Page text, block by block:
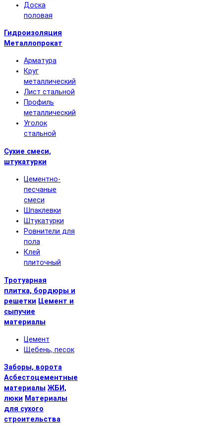
Доска
половая
Гидроизоляция
Металлопрокат
Арматура
Круг
металлический
Лист стальной
Профиль
металлический
Уголок
стальной
Сухие смеси,
штукатурки
Цементно-
песчаные
смеси
Шпаклевки
Штукатурки
Ровнители для
пола
Клей
плиточный
Тротуарная
плитка, бордюры и
решетки Цемент и
сыпучие
материалы
Цемент
Щебень, песок
Заборы, ворота
Асбестоцементные
материалы ЖБИ,
люки Материалы
для сухого
строительства